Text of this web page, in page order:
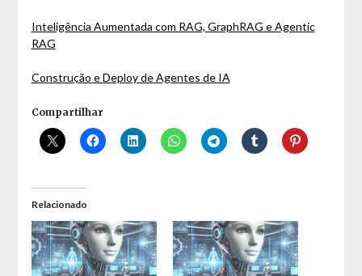
Inteligência Aumentada com RAG, GraphRAG e Agentic
RAG
Construção e Deploy de Agentes de IA
Compartilhar
Relacionado